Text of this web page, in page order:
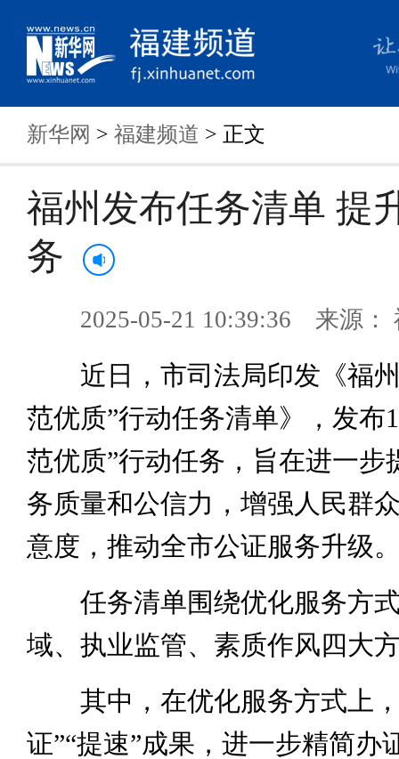
新华网 > 福建频道 > 正文
福州发布任务清单 提
务
2025-05-21 10:39:36 来源：
近日，市司法局印发《福州
范优质”行动任务清单》，发布
范优质”行动任务，旨在进一步
务质量和公信力，增强人民群
意度，推动全市公证服务升级
任务清单围绕优化服务方式
域、执业监管、素质作风四大
其中，在优化服务方式上，
证”“提速”成果，进一步精简办